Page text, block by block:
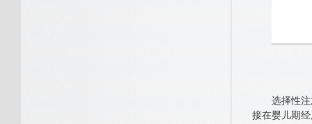
选择性注意
接在婴儿期